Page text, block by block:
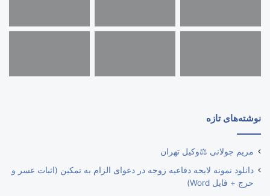
نوشته‌های تازه
مریم جولانی ⚖️وکیل تهران
دانلود نمونه لایحه دفاعیه زوجه در دعوای الزام به تمکین (اثبات عسر و
حرج + فایل Word)